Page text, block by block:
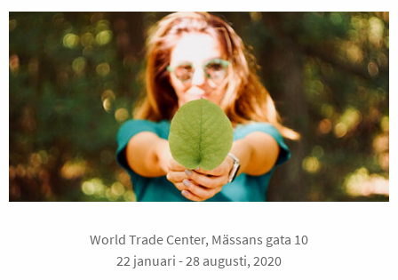
World Trade Center, Mässans gata 10
22 januari - 28 augusti, 2020